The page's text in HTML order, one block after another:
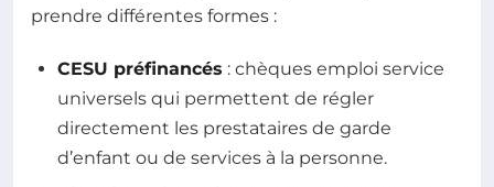
prendre différentes formes :
CESU préfinancés : chèques emploi service
universels qui permettent de régler
directement les prestataires de garde
d’enfant ou de services à la personne.